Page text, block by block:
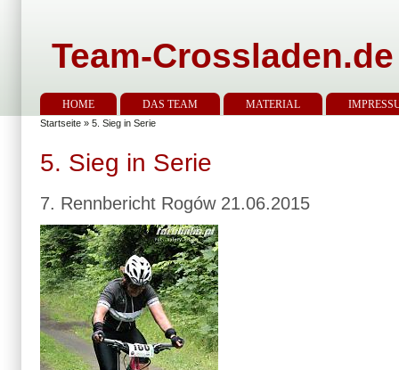
Team-Crossladen.de
HOME DAS TEAM MATERIAL
Startseite » 5. Sieg in Serie
5. Sieg in Serie
7. Rennbericht Rogów 21.06.2015